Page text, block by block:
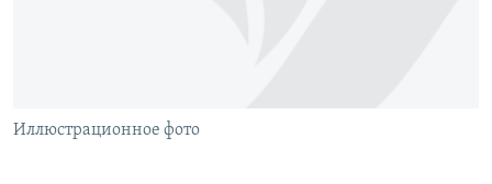
УКРАИНСКАЯ ПРОБЛЕМА КРЫМА
Иллюстрационное фото